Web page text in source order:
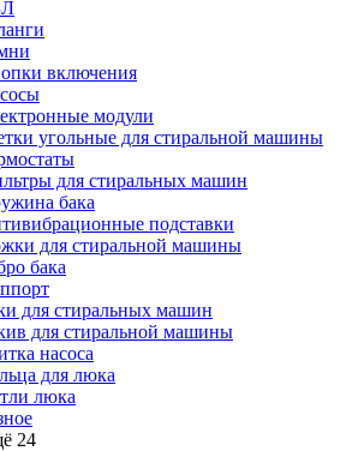
включения
модули
угольные для стиральной машины
для стиральных машин
бака
подставки
для стиральной машины
бака
для стиральных машин
для стиральной машины
насоса
для люка
люка
24